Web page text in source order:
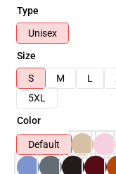
Type
Unisex
Size
S
M L
5XL
Color
Default